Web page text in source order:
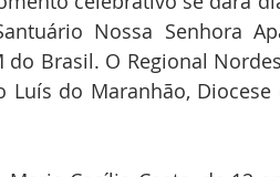
Nossa Senhora
do Brasil. O Regional
Luís do Maranhão,